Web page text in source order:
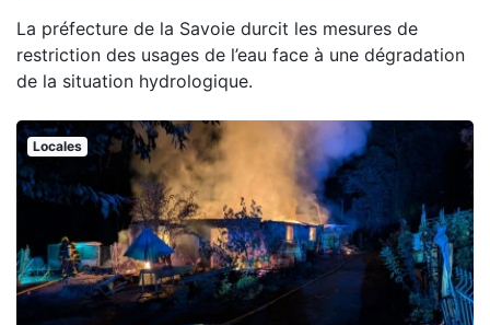
La préfecture de la Savoie durcit les mesures de
restriction des usages de l’eau face à une dégradation
de la situation hydrologique.
Locales